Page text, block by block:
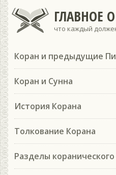
ГЛАВНОЕ
что каждый
Коран и предыдущие
Коран и Сунна
История Корана
Толкование Корана
Разделы